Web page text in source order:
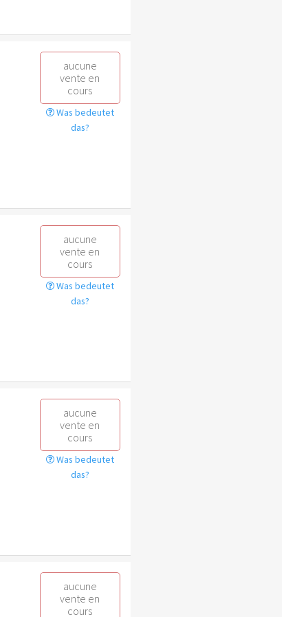
aucune
vente en
cours
Was bedeutet
das?
aucune
vente en
cours
Was bedeutet
das?
aucune
vente en
cours
Was bedeutet
das?
aucune
vente en
cours